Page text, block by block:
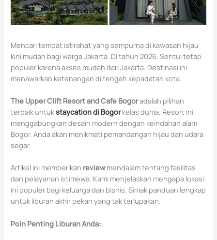
Mencari tempat istirahat yang sempurna di kawasan hijau
kini mudah bagi warga Jakarta. Di tahun 2026, Sentul tetap
populer karena akses mudah dari Jakarta. Destinasi ini
menawarkan ketenangan di tengah kepadatan kota.
The Upper Clift Resort and Cafe Bogoradalah pilihan
terbaik untukstaycation di Bogorkelas dunia. Resort ini
menggabungkan desain modern dengan keindahan alam
Bogor. Anda akan menikmati pemandangan hijau dan udara
segar.
Artikel ini memberikan reviewmendalam tentang fasilitas
dan pelayanan istimewa. Kami menjelaskan mengapa lokasi
ini populer bagi keluarga dan bisnis. Simak panduan lengkap
untuk liburan akhir pekan yang tak terlupakan.
Poin Penting Liburan Anda: